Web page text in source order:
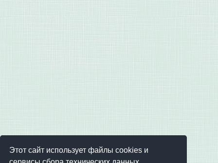
Этот сайт использует файлы cookies и